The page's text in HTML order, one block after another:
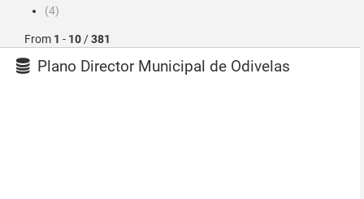
(4)
From 1 - 10 /381
Plano Director Municipal de Odivelas